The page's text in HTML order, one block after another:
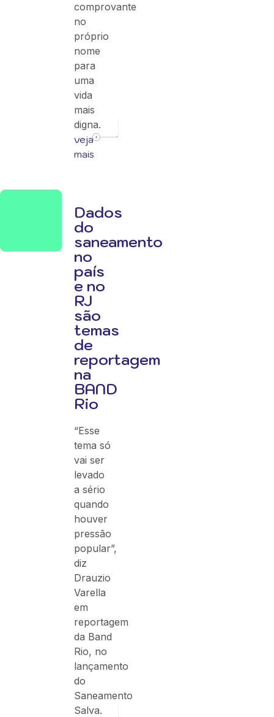
comprovante
no
próprio
nome
para
uma
vida
mais
digna.
veja
mais
Dados
do
saneamento
no
país
e no
RJ
são
temas
de
reportagem
na
BAND
Rio
“Esse
tema só
vai ser
levado
a sério
quando
houver
pressão
popular”,
diz
Drauzio
Varella
em
reportagem
da Band
Rio, no
lançamento
do
Saneamento
Salva.